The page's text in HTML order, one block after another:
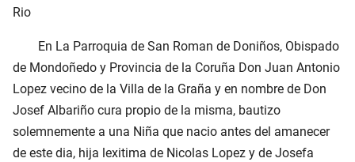
Rio
En La Parroquia de San Roman de Doniños, Obispado
de Mondoñedo y Provincia de la Coruña Don Juan Antonio
Lopez vecino de la Villa de la Graña y en nombre de Don
Josef Albariño cura propio de la misma, bautizo
solemnemente a una Niña que nacio antes del amanecer
de este dia, hija lexitima de Nicolas Lopez y de Josefa